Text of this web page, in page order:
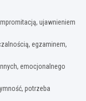
ujawnieniem
egzaminem,
emocjonalnego
potrzeba